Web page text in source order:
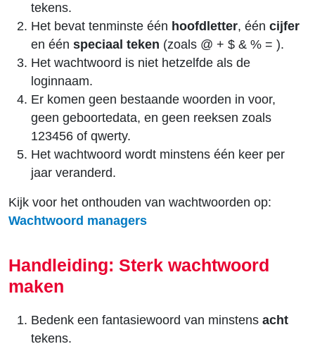
tekens.
Het bevat tenminste één hoofdletter, één cijfer
en één speciaal teken (zoals @ + $ & % = ).
Het wachtwoord is niet hetzelfde als de
loginnaam.
Er komen geen bestaande woorden in voor,
geen geboortedata, en geen reeksen zoals
123456 of qwerty.
Het wachtwoord wordt minstens één keer per
jaar veranderd.
Kijk voor het onthouden van wachtwoorden op:
Wachtwoord managers
Handleiding: Sterk wachtwoord
maken
Bedenk een fantasiewoord van minstens acht
tekens.